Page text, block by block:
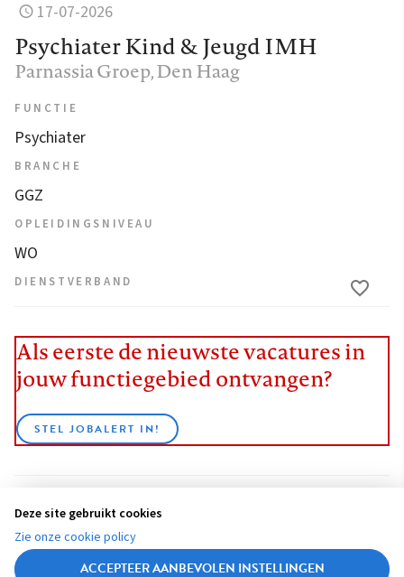
17-07-2026
Psychiater Kind & Jeugd IMH
Parnassia Groep, Den Haag
FUNCTIE
Psychiater
BRANCHE
GGZ
OPLEIDINGSNIVEAU
WO
DIENSTVERBAND
Als eerste de nieuwste vacatures in
jouw functiegebied ontvangen?
STEL JOBALERT IN!
BEKIJK ALLE VACATURES
Deze site gebruikt cookies
Zie onze cookie policy
ACCEPTEER AANBEVOLEN INSTELLINGEN